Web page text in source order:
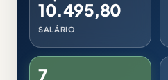
10.495,80
SALÁRIO
7